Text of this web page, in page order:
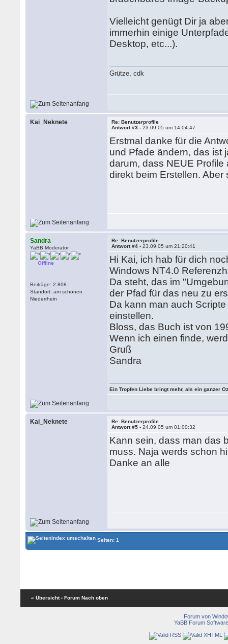
Vielleicht genügt Dir ja
immerhin einige
Desktop, etc...).
Grütze, cdk
Kai_Neknete
Re: Benutzerprofile
Antwort #3 -23.09.05 um 14:04:47
Erstmal danke für die
und Pfade ändern, das ist
darum, dass NEUE
direkt beim Erstellen.
Sandra
YaBB Moderator
Offline
Beiträge: 2.808
Standort: am schönen
Niederrhein
Re: Benutzerprofile
Antwort #4 -23.09.05 um 21:20:41
Hi Kai, ich hab für dich
Windows NT4.0
Da steht, das im
der Pfad für das neu zu
Da kann man auch
einstellen.
Bloss, das Buch ist von
Wenn ich einen finde,
Gruß
Sandra
Ein Tropfen Liebe bringt mehr, als ein ganzer
Kai_Neknete
Re: Benutzerprofile
Antwort #5 -24.09.05 um 01:00:32
Kann sein, dass man das
muss. Naja werds schon
Danke an alle
Seiten: 1
« Übersicht ‹ Forum Nach oben
Forum von
YaBB Forum Software